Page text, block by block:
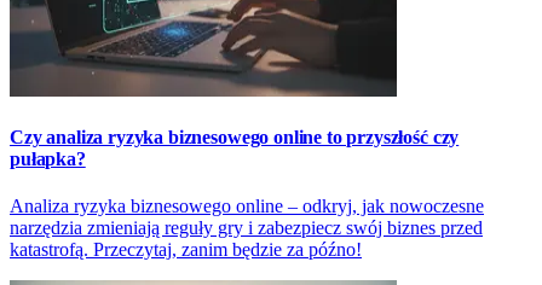
Czy analiza ryzyka biznesowego online to przyszłość czy
pułapka?
Analiza ryzyka biznesowego online – odkryj, jak nowoczesne
narzędzia zmieniają reguły gry i zabezpiecz swój biznes przed
katastrofą. Przeczytaj, zanim będzie za późno!